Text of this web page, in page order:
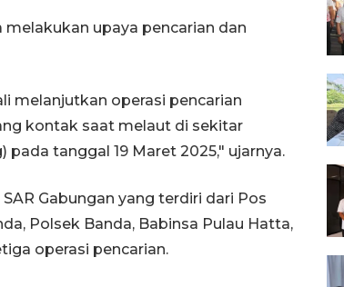
melakukan upaya pencarian dan
melanjutkan operasi pencarian
kontak saat melaut di sekitar
tanggal 19 Maret 2025," ujarnya.
Gabungan yang terdiri dari Pos
Polsek Banda, Babinsa Pulau Hatta,
operasi pencarian.